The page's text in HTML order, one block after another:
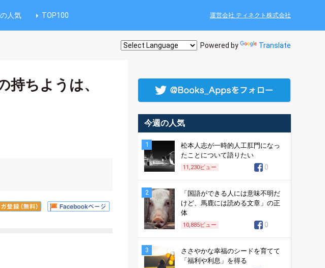
人気 TOP100 運営会社 ティネクト株式会社
Powered by Translate
持ちようは、
今週の人気
1
松本人志が一時的人工肛門になっ
たことについて語りたい
11,230ビュー 0
2
「国語ができる人には意味不明だ
けど、馬鹿には読める文章」の正
体
10,885ビュー 0
3
ささやかな幸福のシードを育てて
「福利や利息」を得る